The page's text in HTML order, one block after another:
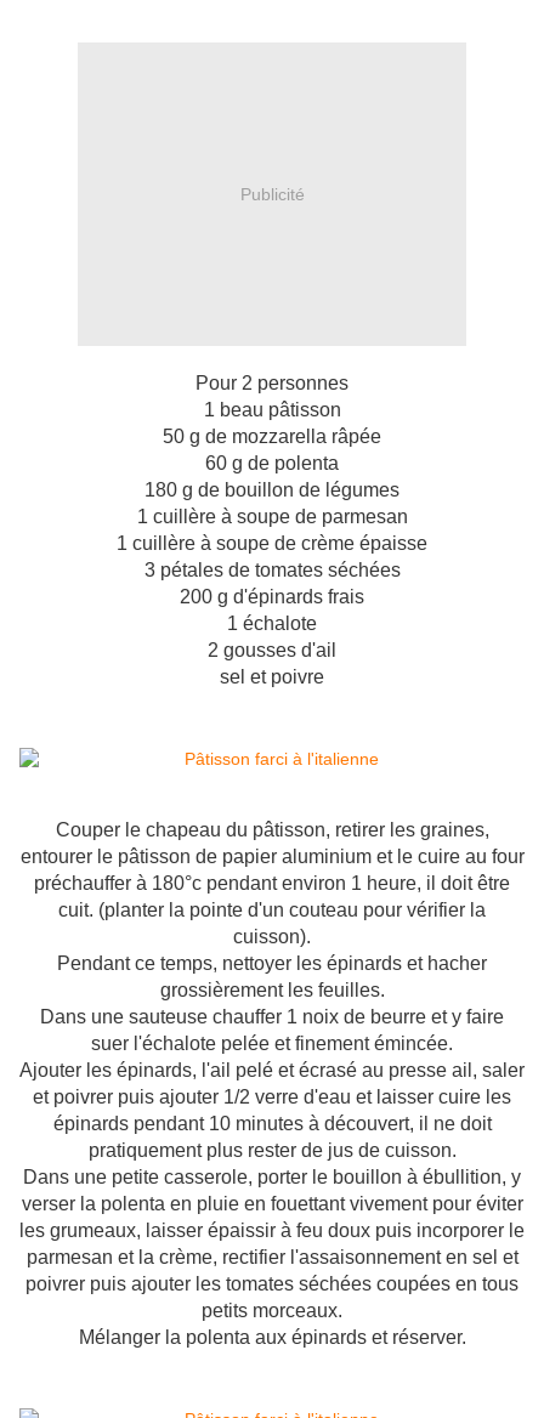
Publicité
Pour 2 personnes
1 beau pâtisson
50 g de mozzarella râpée
60 g de polenta
180 g de bouillon de légumes
1 cuillère à soupe de parmesan
1 cuillère à soupe de crème épaisse
3 pétales de tomates séchées
200 g d'épinards frais
1 échalote
2 gousses d'ail
sel et poivre
Couper le chapeau du pâtisson, retirer les graines,
entourer le pâtisson de papier aluminium et le cuire au four
préchauffer à 180°c pendant environ 1 heure, il doit être
cuit. (planter la pointe d'un couteau pour vérifier la
cuisson).
Pendant ce temps, nettoyer les épinards et hacher
grossièrement les feuilles.
Dans une sauteuse chauffer 1 noix de beurre et y faire
suer l'échalote pelée et finement émincée.
Ajouter les épinards, l'ail pelé et écrasé au presse ail, saler
et poivrer puis ajouter 1/2 verre d'eau et laisser cuire les
épinards pendant 10 minutes à découvert, il ne doit
pratiquement plus rester de jus de cuisson.
Dans une petite casserole, porter le bouillon à ébullition, y
verser la polenta en pluie en fouettant vivement pour éviter
les grumeaux, laisser épaissir à feu doux puis incorporer le
parmesan et la crème, rectifier l'assaisonnement en sel et
poivrer puis ajouter les tomates séchées coupées en tous
petits morceaux.
Mélanger la polenta aux épinards et réserver.